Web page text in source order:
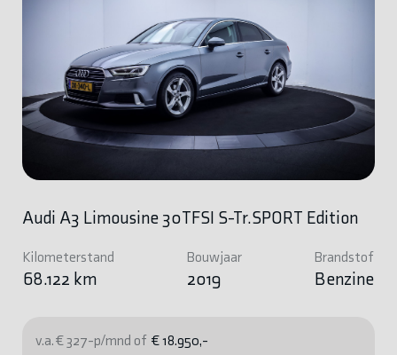
Audi A3 Limousine 30TFSI S-Tr.SPORT Edition
Kilometerstand
68.122 km
Bouwjaar
2019
Brandstof
Benzine
v.a. € 327-p/mnd of € 18.950,-